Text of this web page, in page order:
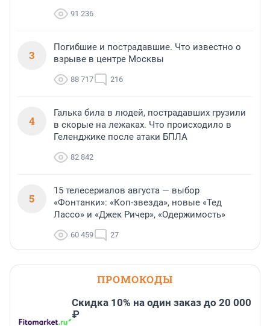
91 236
3
Погибшие и пострадавшие. Что известно о
взрыве в центре Москвы
88 717 216
4
Галька била в людей, пострадавших грузили
в скорые на лежаках. Что происходило в
Геленджике после атаки БПЛА
82 842
5
15 телесериалов августа — выбор
«Фонтанки»: «Коп-звезда», новые «Тед
Лассо» и «Джек Ричер», «Одержимость»
60 459 27
ПРОМОКОДЫ
Скидка 10% на один заказ до 20 000
₽